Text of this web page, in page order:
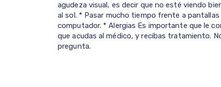
agudeza visual, es decir que no esté viendo
al sol. * Pasar mucho tiempo frente a
computador. * Alergias Es importante que le
que acudas al médico, y recibas tratamiento.
pregunta.